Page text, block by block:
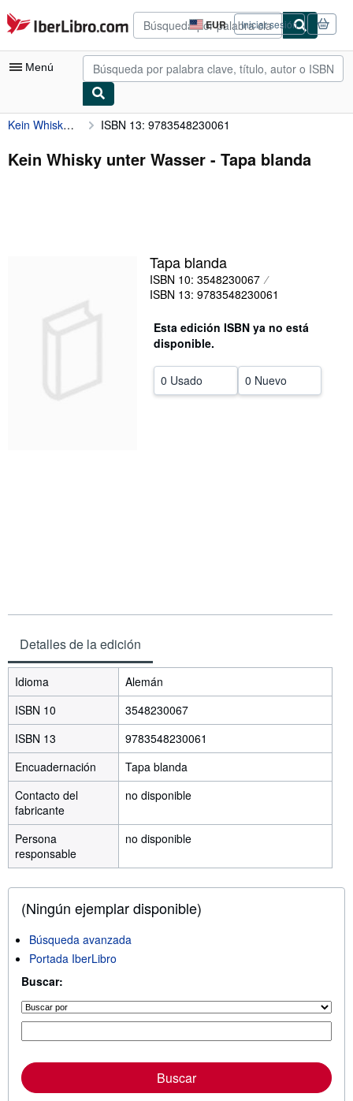
Pasar al contenido principal
IberLibro.com EUR
Preferencias
de
compra
del
Iniciar sesión
Menú
Mi cuenta
Consultar mis pedidos
Comenzar a vender
CERRAR
Kein Whisky unter Wasser ISBN 13: 9783548230061
Kein Whisky unter Wasser - Tapa blanda
Tapa blanda
ISBN 10: 3548230067
ISBN 13: 9783548230061
Esta edición ISBN ya no está
disponible.
0 Usado 0 Nuevo
Detalles de la edición
Idioma
Alemán
ISBN 10
3548230067
ISBN 13
9783548230061
Encuadernación
Tapa blanda
Contacto del
fabricante
no disponible
Persona
responsable
no disponible
(Ningún ejemplar disponible)
Búsqueda avanzada
Portada IberLibro
Buscar:
Buscar